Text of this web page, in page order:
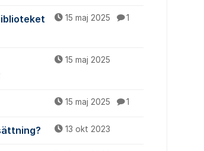
15 maj 2025 1
15 maj 2025
15 maj 2025 1
13 okt 2023